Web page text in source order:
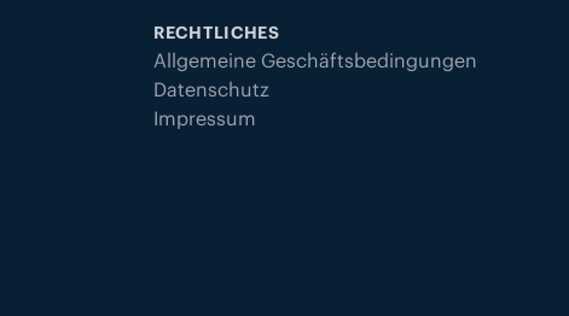
RECHTLICHES
Allgemeine Geschäftsbedingungen
Datenschutz
Impressum